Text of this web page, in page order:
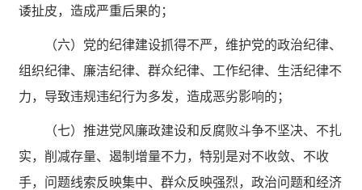
诿扯皮，造成严重后果的；
（六）党的纪律建设抓得不严，维护党的政治纪律、
组织纪律、廉洁纪律、群众纪律、工作纪律、生活纪律不
力，导致违规违纪行为多发，造成恶劣影响的；
（七）推进党风廉政建设和反腐败斗争不坚决、不扎
实，削减存量、遏制增量不力，特别是对不收敛、不收
手，问题线索反映集中、群众反映强烈，政治问题和经济